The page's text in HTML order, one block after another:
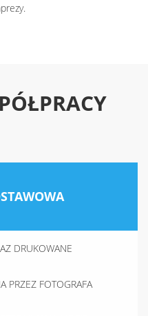
DRUKOWANE
PRZEZ FOTOGRAFA